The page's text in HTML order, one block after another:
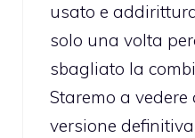
usato e
solo una volta
sbagliato la
Staremo a
versione